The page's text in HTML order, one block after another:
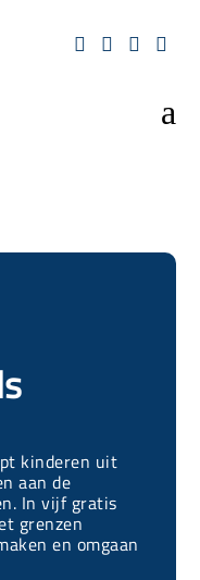
   
a
kinderen uit
aan de
In vijf gratis
grenzen
en omgaan